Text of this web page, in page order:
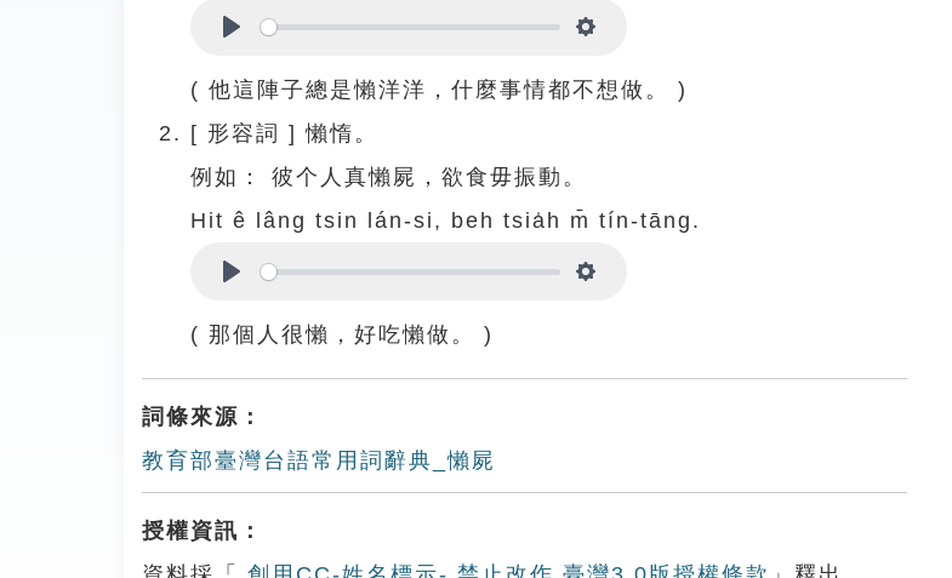
( 他這陣子總是懶洋洋，什麼事情都不想做。 )
[ 形容詞 ]懶惰。
例如：
彼个人真懶屍，欲食毋振動。
Hit ê lâng tsin lán-si, beh tsia̍h m̄ tín-tāng.
( 那個人很懶，好吃懶做。 )
詞條來源：
教育部臺灣台語常用詞辭典_懶屍
授權資訊：